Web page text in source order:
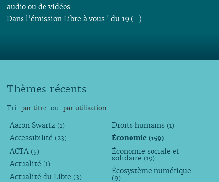
audio ou de vidéos.
Dans l’émission Libre à vous ! du 19 (…)
Thèmes récents
Tri par titre ou par utilisation
Aaron Swartz (1)
Accessibilité (23)
ACTA (5)
Actualité (1)
Actualité du Libre (3)
Droits humains (1)
Économie(159)
Économie sociale et
solidaire (19)
Écosystème numérique
(9)